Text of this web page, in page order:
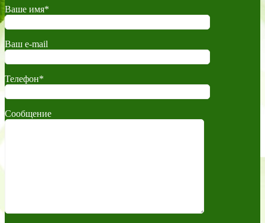
Ваше имя*
Ваш e-mail
Телефон*
Сообщение